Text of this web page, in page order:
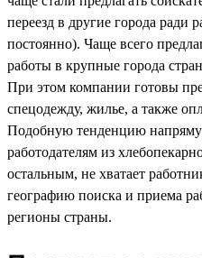
переезд в другие города ради
постоянно). Чаще всего
работы в крупные города
При этом компании готовы
спецодежду, жилье, а также
Подобную тенденцию
работодателям из
остальным, не хватает
географию поиска и приема
регионы страны.